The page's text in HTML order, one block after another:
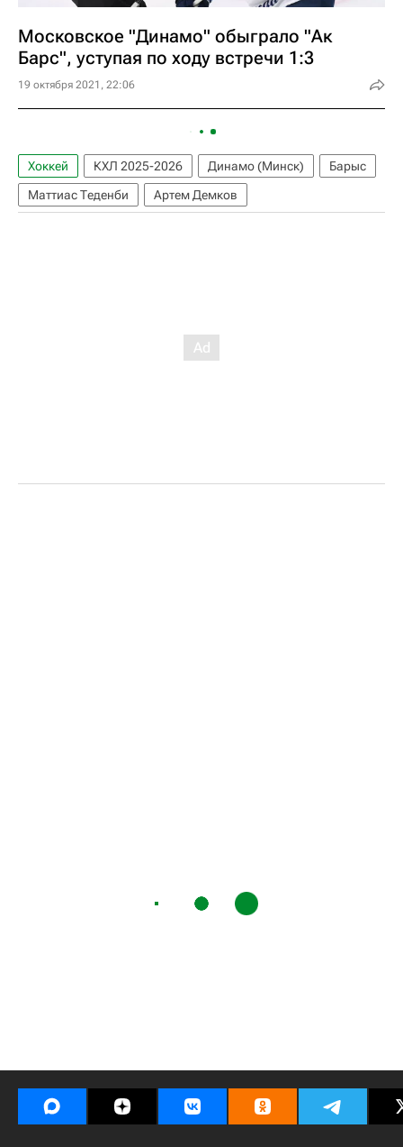
Московское "Динамо" обыграло "Ак
Барс", уступая по ходу встречи 1:3
19 октября 2021, 22:06
Хоккей КХЛ 2025-2026 Динамо (Минск)
Барыс
Маттиас Теденби
Артем Демков